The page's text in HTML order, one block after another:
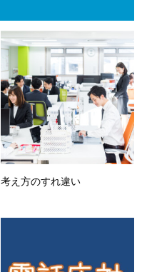
考え方のすれ違い